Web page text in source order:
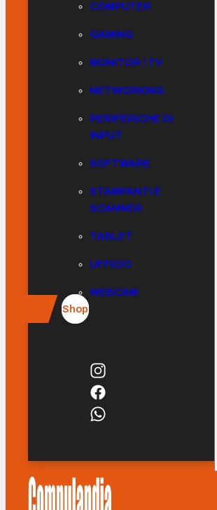
COMPUTER
GAMING
MONITOR / TV
NETWORKING
PERIFERICHE DI
INPUT
SOFTWARE
STAMPANTI E
SCANNER
TABLET
UFFICIO
WEBCAM
Shop